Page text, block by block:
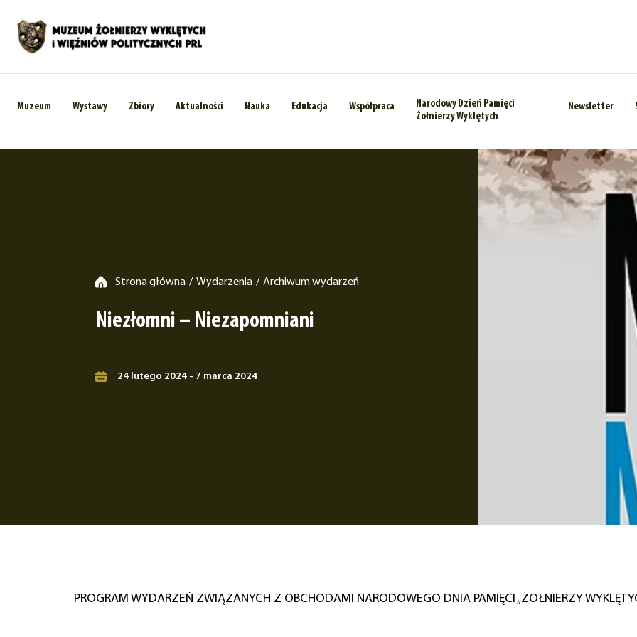
Muzeum Wystawy Zbiory Aktualności Nauka Edukacja Współpraca
Narodowy Dzień Pamięci
Żołnierzy Wyklętych
Newsletter
Strona główna / Wydarzenia / Archiwum wydarzeń
Niezłomni – Niezapomniani
24 lutego 2024 - 7 marca 2024
PROGRAM WYDARZEŃ ZWIĄZANYCH Z OBCHODAMI NARODOWEGO DNIA PAMIĘCI „ŻOŁNIERZY